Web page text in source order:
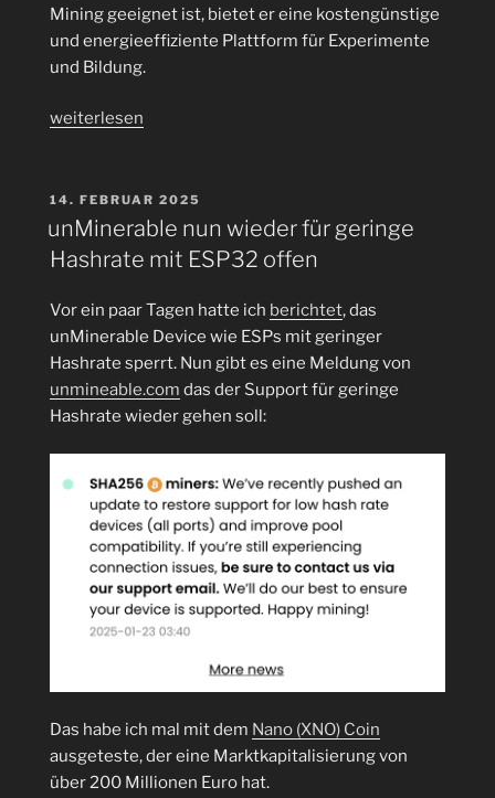
Mining geeignet ist, bietet er eine kostengünstige
und energieeffiziente Plattform für Experimente
und Bildung.
„Dogecoin
dem
Raspberry
Pi
Pool
minen“
weiterlesen
VERÖFFENTLICHT
14. FEBRUAR 2025
unMinerable nun wieder für geringe
Hashrate mit ESP32 offen
Vor ein paar Tagen hatte ich berichtet, das
unMinerable Device wie ESPs mit geringer
Hashrate sperrt. Nun gibt es eine Meldung von
unmineable.com das der Support für geringe
Hashrate wieder gehen soll:
Das habe ich mal mit dem Nano (XNO) Coin
ausgeteste, der eine Marktkapitalisierung von
über 200 Millionen Euro hat.